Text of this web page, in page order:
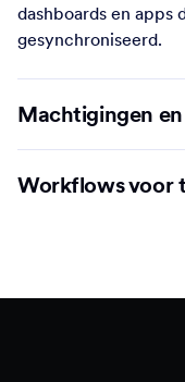
dashboards en apps
gesynchroniseerd.
Machtigingen
Workflows voor